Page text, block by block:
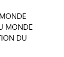
MONDE
DU